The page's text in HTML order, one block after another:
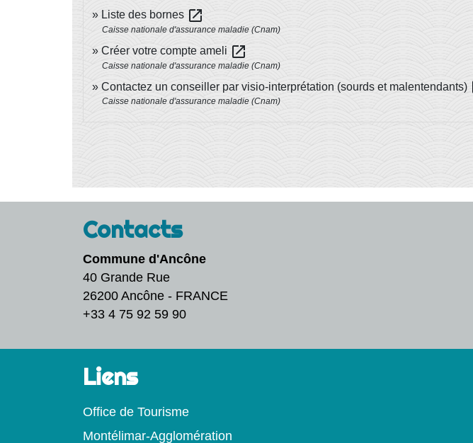
Liste des bornes open_in_new
Caisse nationale d'assurance maladie (Cnam)
Créer votre compte ameli open_in_new
Caisse nationale d'assurance maladie (Cnam)
Contactez un conseiller par visio-interprétation (sourds et malentendants)
Caisse nationale d'assurance maladie (Cnam)
Contacts
Commune d'Ancône
40 Grande Rue
26200 Ancône - FRANCE
+33 4 75 92 59 90
Liens
Office de Tourisme
Montélimar-Agglomération